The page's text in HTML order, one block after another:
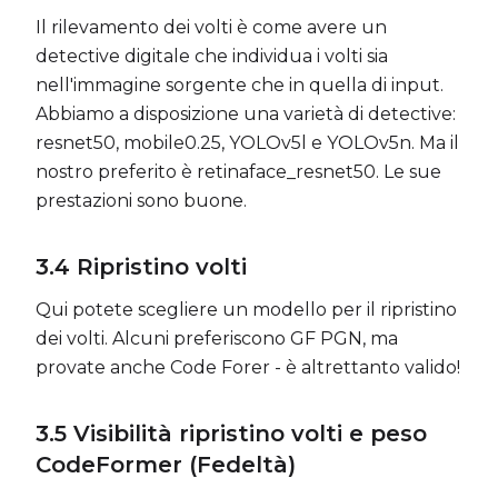
Il rilevamento dei volti è come avere un
detective digitale che individua i volti sia
nell'immagine sorgente che in quella di input.
Abbiamo a disposizione una varietà di detective:
resnet50, mobile0.25, YOLOv5l e YOLOv5n. Ma il
nostro preferito è retinaface_resnet50. Le sue
prestazioni sono buone.
3.4 Ripristino volti
Qui potete scegliere un modello per il ripristino
dei volti. Alcuni preferiscono GF PGN, ma
provate anche Code Forer - è altrettanto valido!
3.5 Visibilità ripristino volti e peso
CodeFormer (Fedeltà)